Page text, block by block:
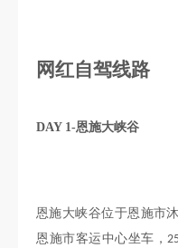
网红自驾线路
DAY 1-恩施大峡谷
恩施大峡谷位于恩施市
恩施市客运中心坐车，